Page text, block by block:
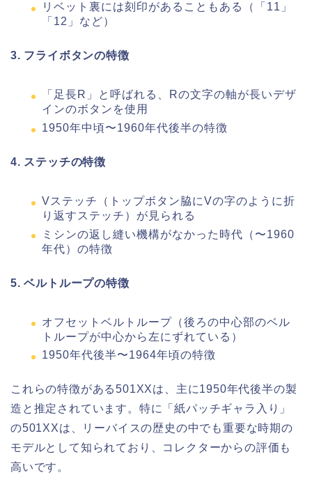
リベット裏には刻印があることもある（「11」
「12」など）
3. フライボタンの特徴
「足長R」と呼ばれる、Rの文字の軸が長いデザ
インのボタンを使用
1950年中頃〜1960年代後半の特徴
4. ステッチの特徴
Vステッチ（トップボタン脇にVの字のように折
り返すステッチ）が見られる
ミシンの返し縫い機構がなかった時代（〜1960
年代）の特徴
5. ベルトループの特徴
オフセットベルトループ（後ろの中心部のベル
トループが中心から左にずれている）
1950年代後半〜1964年頃の特徴
これらの特徴がある501XXは、主に1950年代後半の製
造と推定されています。特に「紙パッチギャラ入り」
の501XXは、リーバイスの歴史の中でも重要な時期の
モデルとして知られており、コレクターからの評価も
高いです。